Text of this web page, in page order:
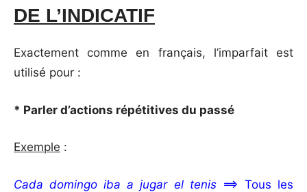
DE L’INDICATIF
Exactement comme en français, l’imparfait est
utilisé pour :
* Parler d’actions répétitives du passé
Exemple :
Cada domingo iba a jugar el tenis==> Tous les